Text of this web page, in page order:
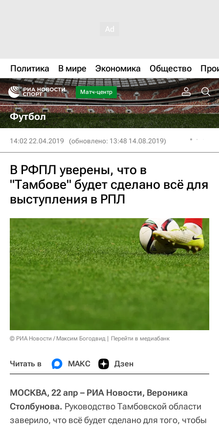
Политика В мире Экономика Общество
Матч-центр
Футбол
14:02 22.04.2019 (обновлено: 13:48 14.08.2019)
В РФПЛ уверены, что в
"Тамбове" будет сделано всё для
выступления в РПЛ
© РИА Новости / Максим Богодвид Перейти в медиабанк
Читать в МАКС Дзен
МОСКВА, 22 апр – РИА Новости, Вероника
Столбунова. Руководство Тамбовской области
заверило, что всё будет сделано для того, чтобы